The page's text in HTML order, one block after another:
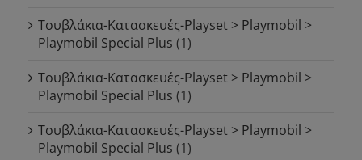
Τουβλάκια-Κατασκευές-Playset > Playmobil >
Playmobil Special Plus (1)
Τουβλάκια-Κατασκευές-Playset > Playmobil >
Playmobil Special Plus (1)
Τουβλάκια-Κατασκευές-Playset > Playmobil >
Playmobil Special Plus (1)